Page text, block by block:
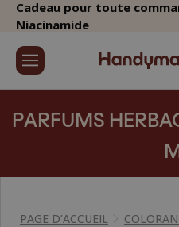
Cadeau pour toute
Niacinamide
PARFUMS
PAGE D’ACCUEIL